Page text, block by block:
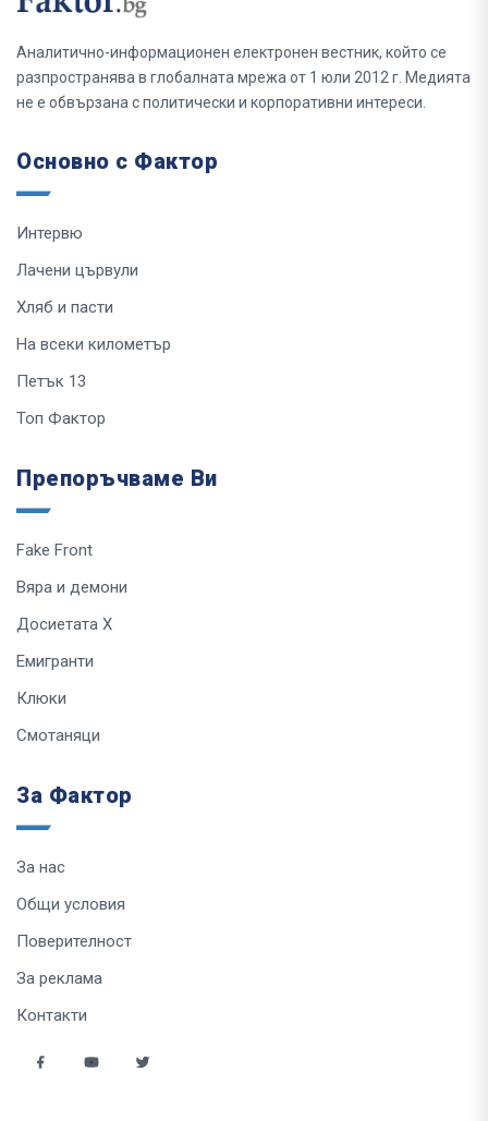
Аналитично-информационен електронен вестник, който се
разпространява в глобалната мрежа от 1 юли 2012 г. Медията
не е обвързана с политически и корпоративни интереси.
Основно с Фактор
Интервю
Лачени цървули
Хляб и пасти
На всеки километър
Петък 13
Топ Фактор
Препоръчваме Ви
Fake Front
Вяра и демони
Досиетата Х
Емигранти
Клюки
Смотаняци
За Фактор
За нас
Общи условия
Поверителност
За реклама
Контакти